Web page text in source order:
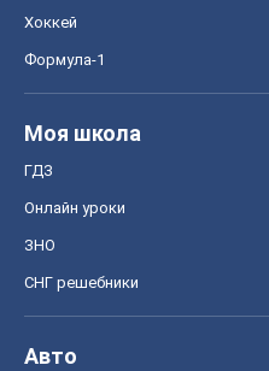
Хоккей
Формула-1
Моя школа
ГДЗ
Онлайн уроки
ЗНО
СНГ решебники
Авто